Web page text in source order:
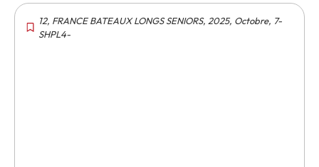
12, FRANCE BATEAUX LONGS SENIORS, 2025, Octobre, 7-
SHPL4-